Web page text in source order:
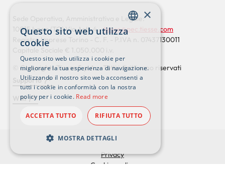
Sede Operativa, Amministrativa e Legale:
10015 Ivrea (TO) Via Asti, 4 -tiesse@pec.tiesse.com
Registro Imprese Torino - C. F. - P.IVA n. 07437130011
© Copyrights Tiesse S.p.A. - Tutti i diritti sono riservati
Footer
externals
Supporto
Wiki
Privacy
Cookies policy
ENGLISH
×
Questo sito web utilizza
cookie
Questo sito web utilizza i cookie per
migliorare la tua esperienza di navigazione.
Utilizzando il nostro sito web acconsenti a
tutti i cookie in conformità con la nostra
policy per i cookie. Read more
ACCETTA TUTTO RIFIUTA TUTTO
MOSTRA DETTAGLI